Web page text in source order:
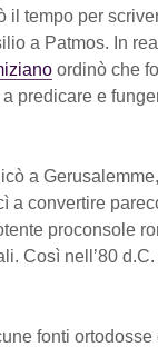
il tempo per
a Patmos. In
ordinò che
predicare e
a
a convertire
proconsole
Così nell’80
fonti